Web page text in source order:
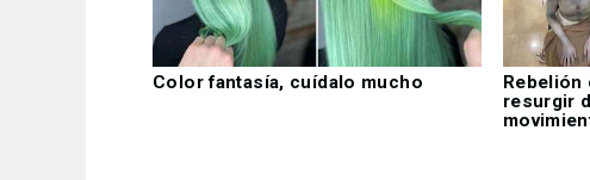
Color fantasía, cuídalo mucho
Rebelión
resurgir